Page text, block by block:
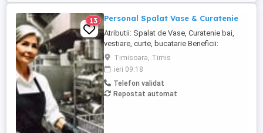
13 Personal Spalat Vase & Curatenie
Atributii: Spalat de Vase, Curatenie bai,
vestiare, curte, bucatarie Beneficii:
Contract de munca pe perioada
nedeterminata, Norma intreaga, Pachet
salarial motivant, Mediu de lucru placut
Conditii: Seriozitate, Implicare Program: 2
cu 2 Salariu: 3000 - 3200 lei Pentru detalii
Timisoara, Timis
ieri 09:18
Telefon validat
Repostat automat